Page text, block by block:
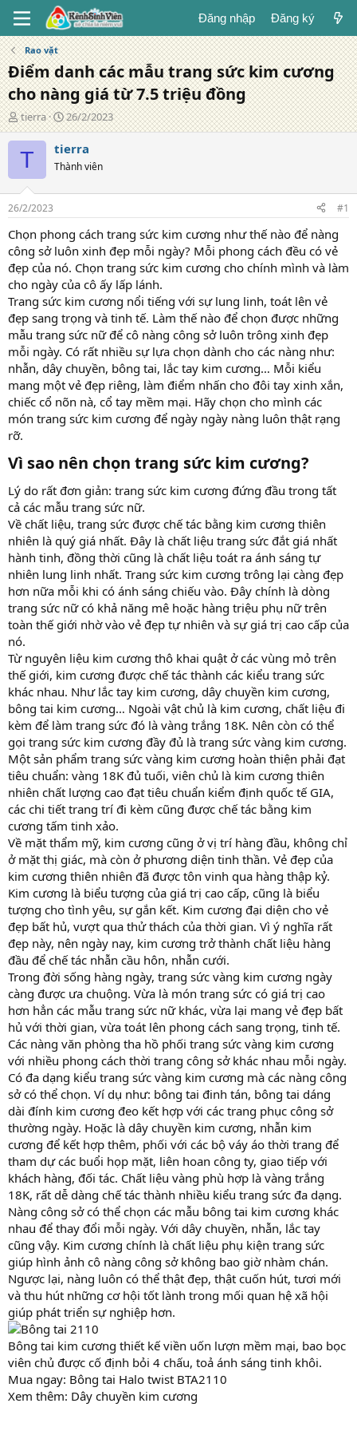
Đăng nhập Đăng ký
Rao vặt
Điểm danh các mẫu trang sức kim cương
cho nàng giá từ 7.5 triệu đồng
T
á
c
g
ả
tierra
N
g
à
y
đ
g
26/2/2023
T tierra
Thành viên
26/2/2023 #1
Chọn phong cách trang sức kim cương như thế nào để nàng
công sở luôn xinh đẹp mỗi ngày? Mỗi phong cách đều có vẻ
đẹp của nó. Chọn trang sức kim cương cho chính mình và làm
cho ngày của cô ấy lấp lánh.
Trang sức kim cương nổi tiếng với sự lung linh, toát lên vẻ
đẹp sang trọng và tinh tế. Làm thế nào để chọn được những
mẫu trang sức nữ để cô nàng công sở luôn trông xinh đẹp
mỗi ngày. Có rất nhiều sự lựa chọn dành cho các nàng như:
nhẫn, dây chuyền, bông tai, lắc tay kim cương… Mỗi kiểu
mang một vẻ đẹp riêng, làm điểm nhấn cho đôi tay xinh xắn,
chiếc cổ nõn nà, cổ tay mềm mại. Hãy chọn cho mình các
món trang sức kim cương để ngày ngày nàng luôn thật rạng
rỡ.
Vì sao nên chọn trang sức kim cương?​
Lý do rất đơn giản: trang sức kim cương đứng đầu trong tất
cả các mẫu trang sức nữ.
Về chất liệu, trang sức được chế tác bằng kim cương thiên
nhiên là quý giá nhất. Đây là chất liệu trang sức đắt giá nhất
hành tinh, đồng thời cũng là chất liệu toát ra ánh sáng tự
nhiên lung linh nhất. Trang sức kim cương trông lại càng đẹp
hơn nữa mỗi khi có ánh sáng chiếu vào. Đây chính là dòng
trang sức nữ có khả năng mê hoặc hàng triệu phụ nữ trên
toàn thế giới nhờ vào vẻ đẹp tự nhiên và sự giá trị cao cấp của
nó.
Từ nguyên liệu kim cương thô khai quật ở các vùng mỏ trên
thế giới, kim cương được chế tác thành các kiểu trang sức
khác nhau. Như lắc tay kim cương, dây chuyền kim cương,
bông tai kim cương… Ngoài vật chủ là kim cương, chất liệu đi
kèm để làm trang sức đó là vàng trắng 18K. Nên còn có thể
gọi trang sức kim cương đầy đủ là trang sức vàng kim cương.
Một sản phẩm trang sức vàng kim cương hoàn thiện phải đạt
tiêu chuẩn: vàng 18K đủ tuối, viên chủ là kim cương thiên
nhiên chất lượng cao đạt tiêu chuẩn kiểm định quốc tế GIA,
các chi tiết trang trí đi kèm cũng được chế tác bằng kim
cương tấm tinh xảo.
Về mặt thẩm mỹ, kim cương cũng ở vị trí hàng đầu, không chỉ
ở mặt thị giác, mà còn ở phương diện tinh thần. Vẻ đẹp của
kim cương thiên nhiên đã được tôn vinh qua hàng thập kỷ.
Kim cương là biểu tượng của giá trị cao cấp, cũng là biểu
tượng cho tình yêu, sự gắn kết. Kim cương đại diện cho vẻ
đẹp bất hủ, vượt qua thử thách của thời gian. Vì ý nghĩa rất
đẹp này, nên ngày nay, kim cương trở thành chất liệu hàng
đầu để chế tác nhẫn cầu hôn, nhẫn cưới.
Trong đời sống hàng ngày, trang sức vàng kim cương ngày
càng được ưa chuộng. Vừa là món trang sức có giá trị cao
hơn hẳn các mẫu trang sức nữ khác, vừa lại mang vẻ đẹp bất
hủ với thời gian, vừa toát lên phong cách sang trọng, tinh tế.
Các nàng văn phòng tha hồ phối trang sức vàng kim cương
với nhiều phong cách thời trang công sở khác nhau mỗi ngày.
Có đa dạng kiểu trang sức vàng kim cương mà các nàng công
sở có thể chọn. Ví dụ như: bông tai đinh tán, bông tai dáng
dài đính kim cương đeo kết hợp với các trang phục công sở
thường ngày. Hoặc là dây chuyền kim cương, nhẫn kim
cương để kết hợp thêm, phối với các bộ váy áo thời trang để
tham dự các buổi họp mặt, liên hoan công ty, giao tiếp với
khách hàng, đối tác. Chất liệu vàng phù hợp là vàng trắng
18K, rất dễ dàng chế tác thành nhiều kiểu trang sức đa dạng.
Nàng công sở có thể chọn các mẫu bông tai kim cương khác
nhau để thay đổi mỗi ngày. Với dây chuyền, nhẫn, lắc tay
cũng vậy. Kim cương chính là chất liệu phụ kiện trang sức
giúp hình ảnh cô nàng công sở không bao giờ nhàm chán.
Ngược lại, nàng luôn có thể thật đẹp, thật cuốn hút, tươi mới
và thu hút những cơ hội tốt lành trong mối quan hệ xã hội
giúp phát triển sự nghiệp hơn.
Bông tai kim cương thiết kế viền uốn lượn mềm mại, bao bọc
viên chủ được cố định bỏi 4 chấu, toả ánh sáng tinh khôi.
Mua ngay: Bông tai Halo twist BTA2110
Xem thêm: Dây chuyền kim cương